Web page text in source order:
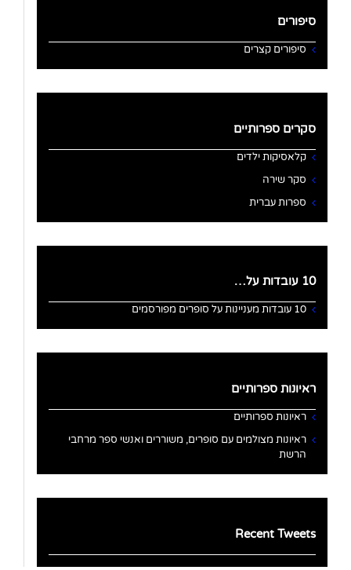
סיפורים
סיפורים קצרים
סקרים ספרותיים
קלאסיקות ילדים
סקר שירה
ספרות עברית
10 עובדות על…
10 עובדות מעניינות על סופרים מפורסמים
ראיונות ספרותיים
ראיונות ספרותיים
ראיונות מצולמים עם סופרים, משוררים ואנשי ספר מרחבי
הרשת
Recent Tweets